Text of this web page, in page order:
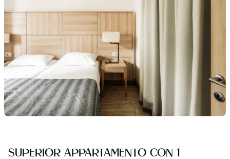
SUPERIOR APPARTAMENTO CON 1